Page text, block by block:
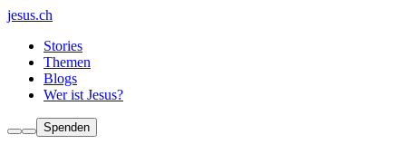
jesus.ch
Stories
Themen
Blogs
Wer ist Jesus?
Spenden